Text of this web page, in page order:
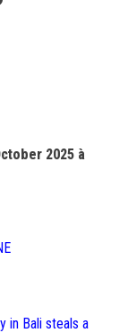
2025 à
in Bali steals a